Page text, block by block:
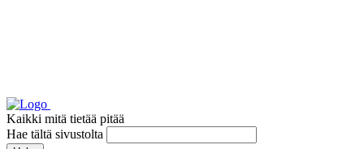
Kaikki mitä tietää pitää
Hae tältä sivustolta